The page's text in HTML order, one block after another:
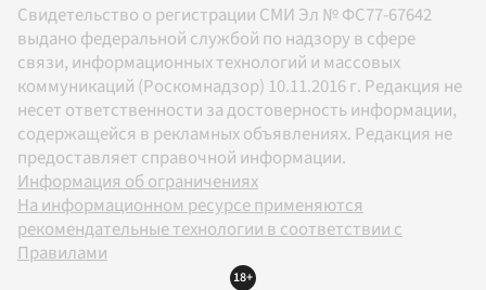
Свидетельство о регистрации СМИ Эл № ФС77-67642
выдано федеральной службой по надзору в сфере
связи, информационных технологий и массовых
коммуникаций (Роскомнадзор) 10.11.2016 г. Редакция не
несет ответственности за достоверность информации,
содержащейся в рекламных объявлениях. Редакция не
предоставляет справочной информации.
Информация об ограничениях
На информационном ресурсе применяются
рекомендательные технологии в соответствии с
Правилами
18+